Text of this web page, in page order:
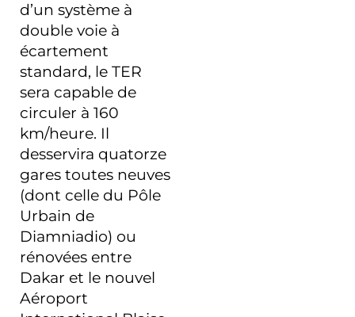
d’un système à
double voie à
écartement
standard, le TER
sera capable de
circuler à 160
km/heure. Il
desservira quatorze
gares toutes neuves
(dont celle du Pôle
Urbain de
Diamniadio) ou
rénovées entre
Dakar et le nouvel
Aéroport